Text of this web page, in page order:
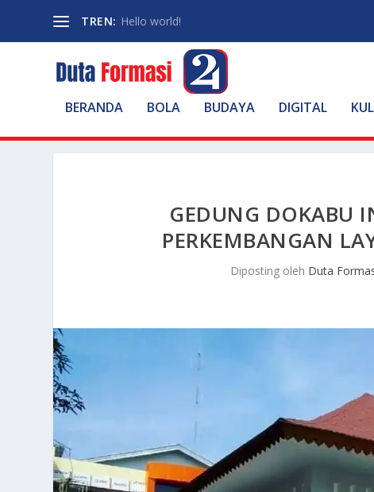
TREN: Hello world!
BERANDA BOLA BUDAYA DIGITAL
GEDUNG DOKABU
PERKEMBANGAN
Diposting oleh Duta